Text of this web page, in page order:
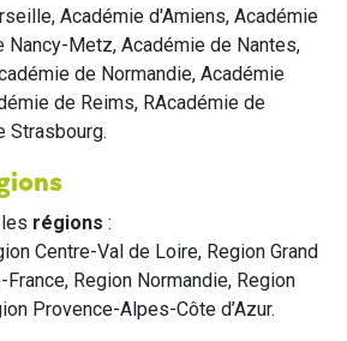
Académie d'Amiens, Académie
Nancy-Metz, Académie de Nantes,
de Normandie, Académie
de Reims, RAcadémie de
Strasbourg.
régions :
Centre-Val de Loire, Region Grand
Region Normandie, Region
Provence-Alpes-Côte d’Azur.